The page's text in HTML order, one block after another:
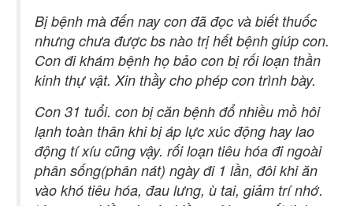
Bị bệnh mà đến nay con đã đọc và biết thuốc
nhưng chưa được bs nào trị hết bệnh giúp con.
Con đi khám bệnh họ bảo con bị rối loạn thần
kinh thự vật. Xin thầy cho phép con trình bày.
Con 31 tuổi. con bị căn bệnh đổ nhiều mồ hôi
lạnh toàn thân khi bị áp lực xúc động hay lao
động tí xíu cũng vậy. rối loạn tiêu hóa đi ngoài
phân sống(phân nát) ngày đi 1 lần, đôi khi ăn
vào khó tiêu hóa, đau lưng, ù tai, giảm trí nhớ.